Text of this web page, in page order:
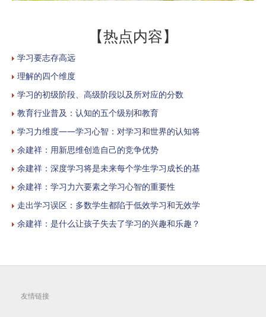
【热点内容】
学习要志存高远
理解的四个维度
学习的初级阶段、高级阶段以及所对应的分数
教育行业普及：认知的五个级别和教育
学习力维度——学习心智：对学习和世界的认知将
余建祥：用新思维创造自己的竞争优势
余建祥：深度学习将是未来每个学生学习成长的基
余建祥：学习力六要素之学习心智的重要性
走出学习误区：多数学生都陷于低效学习和无效学
余建祥：是什么让孩子失去了学习的兴趣和乐趣？
友情链接